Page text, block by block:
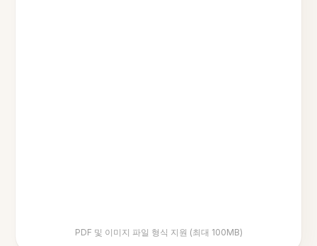
PDF 및 이미지 파일 형식 지원 (최대 100MB)